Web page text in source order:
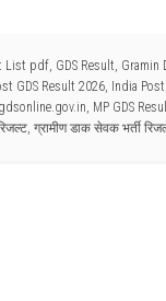
List pdf, GDS Result, Gramin
GDS Result 2026, India Post
, MP GDS
, ग्रामीण डाक सेवक भर्ती